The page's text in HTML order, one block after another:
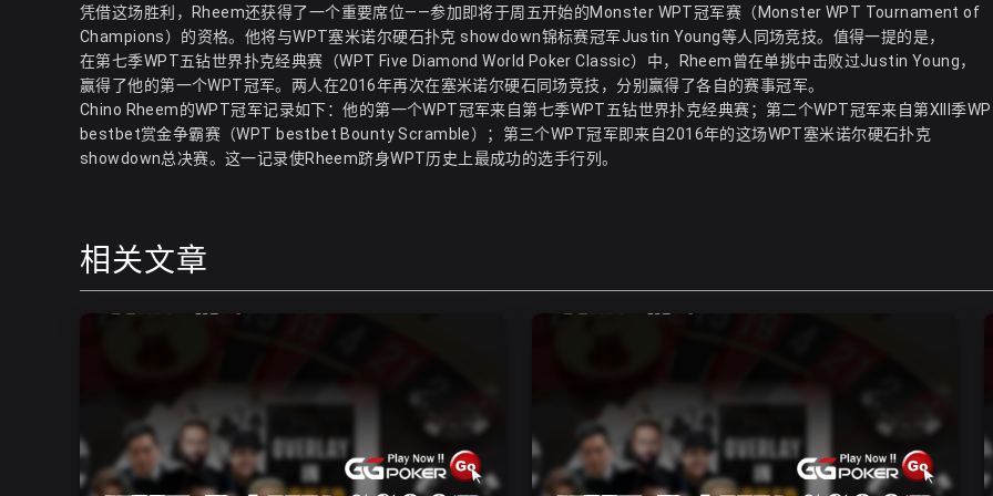
凭借这场胜利，Rheem还获得了一个重要席位——参加即将于周五开始的Monster WPT冠军赛（Monster WPT Tournament of
Champions）的资格。他将与WPT塞米诺尔硬石扑克 showdown锦标赛冠军Justin Young等人同场竞技。值得一提的是，
在第七季WPT五钻世界扑克经典赛（WPT Five Diamond World Poker Classic）中，Rheem曾在单挑中击败过Justin Young，
赢得了他的第一个WPT冠军。两人在2016年再次在塞米诺尔硬石同场竞技，分别赢得了各自的赛事冠军。
Chino Rheem的WPT冠军记录如下：他的第一个WPT冠军来自第七季WPT五钻世界扑克经典赛；第二个WPT冠军来自第XIII季
bestbet赏金争霸赛（WPT bestbet Bounty Scramble）；第三个WPT冠军即来自2016年的这场WPT塞米诺尔硬石扑克
showdown总决赛。这一记录使Rheem跻身WPT历史上最成功的选手行列。
相关文章